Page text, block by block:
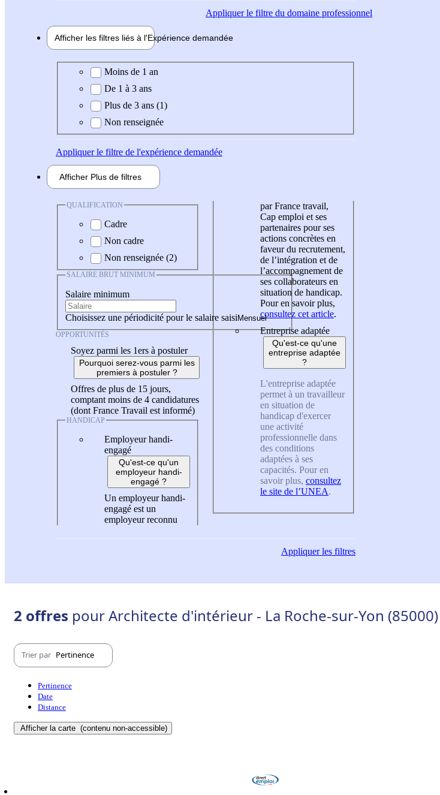
Appliquerle filtre du domaine professionnel
Afficher les filtres liés à l'Expérience demandée
Expérience demandée
Moins de 1 an
De 1 à 3 ans
Plus de 3 ans (1)
Non renseignée
Appliquerle filtre de l'expérience demandée
Afficher Plus de filtres
QUALIFICATION
Cadre
Non cadre
Non renseignée (2)
SALAIRE BRUT MINIMUM
Salaire minimum
Choisissez une périodicité pour le salaire saisi
OPPORTUNITÉS
Soyez parmi les 1ers à postuler
Pourquoi serez-vous parmi les
premiers à postuler ?
Offres de plus de 15 jours,
comptant moins de 4 candidatures
(dont France Travail est informé)
HANDICAP
Employeur handi-
engagé
Qu'est-ce qu'un
employeur handi-
engagé ?
Un employeur handi-
engagé est un
employeur reconnu
par France travail,
Cap emploi et ses
partenaires pour ses
actions concrètes en
faveur du recrutement,
de l’intégration et de
l’accompagnement de
ses collaborateurs en
situation de handicap.
Pour en savoir plus,
consultez cet article.
Entreprise adaptée
Qu'est-ce qu'une
entreprise adaptée
?
L'entreprise adaptée
permet à un travailleur
en situation de
handicap d'exercer
une activité
professionnelle dans
des conditions
adaptées à ses
capacités. Pour en
savoir plus, consultez
le site de l’UNEA.
Appliquerles filtres
2 offres pour Architecte d'intérieur - La Roche-sur-Yon (85000)
Trier par Pertinence
Pertinence
Date
Distance
Afficher la carte (contenu non-accessible)